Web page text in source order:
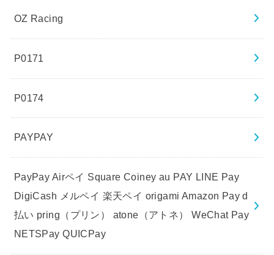
OZ Racing
P0171
P0174
PAYPAY
PayPay Airペイ Square Coiney au PAY LINE Pay
DigiCash メルペイ 楽天ペイ origami Amazon Pay d
払い pring（プリン） atone（アトネ） WeChat Pay
NETSPay QUICPay